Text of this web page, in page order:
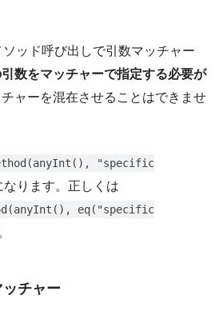
ソッド呼び出しで引数マッチャー
数をマッチャーで指定する必要が
ャーを混在させることはできませ
"specific
なります。正しくは
eq("specific
チャー